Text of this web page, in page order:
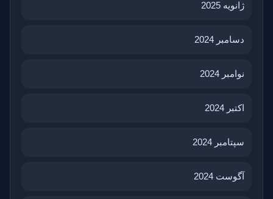
ژانویه 2025
دسامبر 2024
نوامبر 2024
اکتبر 2024
سپتامبر 2024
آگوست 2024